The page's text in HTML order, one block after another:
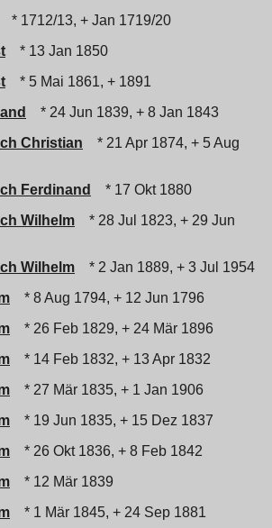
* 1712/13, + Jan 1719/20
* 13 Jan 1850
* 5 Mai 1861, + 1891
* 24 Jun 1839, + 8 Jan 1843
Christian
* 21 Apr 1874, + 5 Aug
Ferdinand
* 17 Okt 1880
Wilhelm
* 28 Jul 1823, + 29 Jun
Wilhelm
* 2 Jan 1889, + 3 Jul 1954
* 8 Aug 1794, + 12 Jun 1796
* 26 Feb 1829, + 24 Mär 1896
* 14 Feb 1832, + 13 Apr 1832
* 27 Mär 1835, + 1 Jan 1906
* 19 Jun 1835, + 15 Dez 1837
* 26 Okt 1836, + 8 Feb 1842
* 12 Mär 1839
* 1 Mär 1845, + 24 Sep 1881